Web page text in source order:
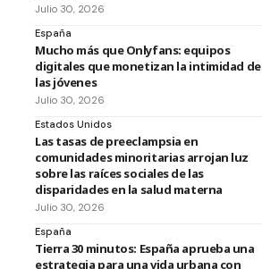
Julio 30, 2026
España
Mucho más que Onlyfans: equipos
digitales que monetizan la intimidad de
las jóvenes
Julio 30, 2026
Estados Unidos
Las tasas de preeclampsia en
comunidades minoritarias arrojan luz
sobre las raíces sociales de las
disparidades en la salud materna
Julio 30, 2026
España
Tierra 30 minutos: España aprueba una
estrategia para una vida urbana con